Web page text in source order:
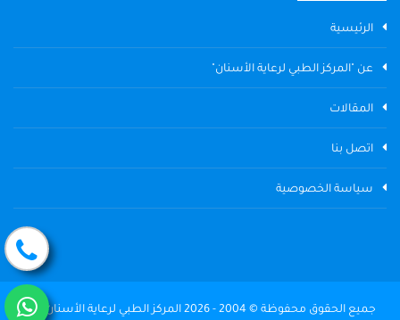
الرئيسية
عن "المركز الطبي لرعاية الأسنان"
المقالات
اتصل بنا
سياسة الخصوصية
جميع الحقوق محفوظة © 2004 - 2026 المركز الطبي لرعاية الأسنان The